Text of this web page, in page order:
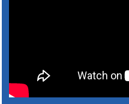
5. augusztus 2026 05:00